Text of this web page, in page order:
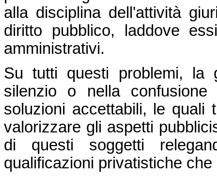
alla disciplina dell'attività
diritto pubblico, laddove
amministrativi.
Su tutti questi problemi, la
silenzio o nella
soluzioni accettabili, le quali
valorizzare gli aspetti
di questi soggetti
qualificazioni privatistiche